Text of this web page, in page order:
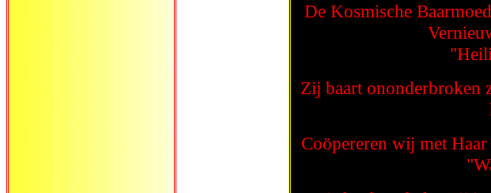
De Kosmische
Zij baart ononderbroken
Coöpereren wij met